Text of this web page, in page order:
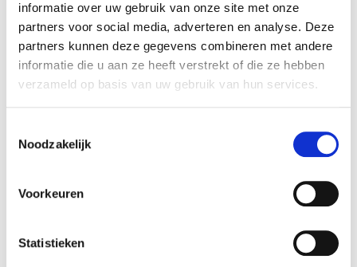
informatie over uw gebruik van onze site met onze
partners voor social media, adverteren en analyse. Deze
partners kunnen deze gegevens combineren met andere
informatie die u aan ze heeft verstrekt of die ze hebben
verzameld op basis van uw gebruik van hun services.
Noodzakelijk
Voorkeuren
Statistieken
lijst.
U mag ons vragen om een kopie van uw
gegevens. Wij kunnen deze kopie op uw
verzoek ook aan een andere partij doorgeven,
zodat u dit zelf niet hoeft te doen.
U kunt een klacht indienen bij de Autoriteit
gegevens onrechtmatig verzamelen.
verzamelen altijd weer intrekken.
Vanaf het moment dat u uw toestemming